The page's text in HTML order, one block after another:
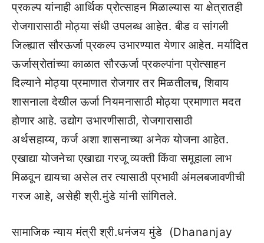
प्रकल्प यांनाही आर्थिक प्रोत्साहन मिळाल्यास या क्षेत्रातही
रोजगारासाठी मोठ्या संधी उपलब्ध आहेत. बीड व सांगली
जिल्ह्यात सौरऊर्जा प्रकल्प उभारण्यात येणार आहेत. मर्यादित
ऊर्जास्रोतांच्या काळात सौरऊर्जा प्रकल्पांना प्रोत्साहन
दिल्याने मोठ्या प्रमाणात रोजगार तर मिळतीलच, शिवाय
शासनाला देखील ऊर्जा नियमनासाठी मोठ्या प्रमाणात मदत
होणार आहे. उद्योग उभारणीसाठी, रोजगारासाठी
अर्थसहाय्य, कर्ज अशा शासनाच्या अनेक योजना आहेत.
एखाद्या योजनेचा एखाद्या गरजू व्यक्ती किंवा समूहाला लाभ
मिळवून द्यायचा असेल तर त्यासाठी प्रभावी अंमलबजावणीची
गरज आहे, असेही श्री.मुंडे यांनी सांगितले.
सामाजिक न्याय मंत्री श्री.धनंजय मुंडे (Dhananjay